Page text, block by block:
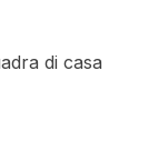
di casa